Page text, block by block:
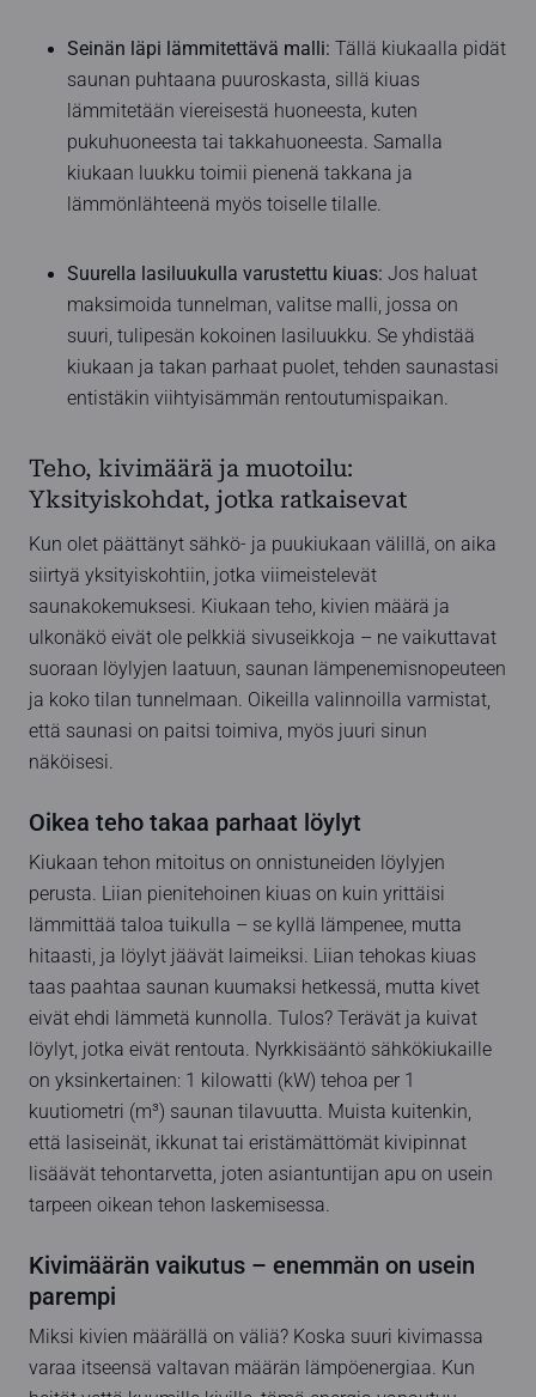
Seinän läpi lämmitettävä malli: Tällä kiukaalla pidät
saunan puhtaana puuroskasta, sillä kiuas
lämmitetään viereisestä huoneesta, kuten
pukuhuoneesta tai takkahuoneesta. Samalla
kiukaan luukku toimii pienenä takkana ja
lämmönlähteenä myös toiselle tilalle.
Suurella lasiluukulla varustettu kiuas: Jos haluat
maksimoida tunnelman, valitse malli, jossa on
suuri, tulipesän kokoinen lasiluukku. Se yhdistää
kiukaan ja takan parhaat puolet, tehden saunastasi
entistäkin viihtyisämmän rentoutumispaikan.
Teho, kivimäärä ja muotoilu:
Yksityiskohdat, jotka ratkaisevat
Kun olet päättänyt sähkö- ja puukiukaan välillä, on aika
siirtyä yksityiskohtiin, jotka viimeistelevät
saunakokemuksesi. Kiukaan teho, kivien määrä ja
ulkonäkö eivät ole pelkkiä sivuseikkoja – ne vaikuttavat
suoraan löylyjen laatuun, saunan lämpenemisnopeuteen
ja koko tilan tunnelmaan. Oikeilla valinnoilla varmistat,
että saunasi on paitsi toimiva, myös juuri sinun
näköisesi.
Oikea teho takaa parhaat löylyt
Kiukaan tehon mitoitus on onnistuneiden löylyjen
perusta. Liian pienitehoinen kiuas on kuin yrittäisi
lämmittää taloa tuikulla – se kyllä lämpenee, mutta
hitaasti, ja löylyt jäävät laimeiksi. Liian tehokas kiuas
taas paahtaa saunan kuumaksi hetkessä, mutta kivet
eivät ehdi lämmetä kunnolla. Tulos? Terävät ja kuivat
löylyt, jotka eivät rentouta. Nyrkkisääntö sähkökiukaille
on yksinkertainen: 1 kilowatti (kW) tehoa per 1
kuutiometri (m³) saunan tilavuutta. Muista kuitenkin,
että lasiseinät, ikkunat tai eristämättömät kivipinnat
lisäävät tehontarvetta, joten asiantuntijan apu on usein
tarpeen oikean tehon laskemisessa.
Kivimäärän vaikutus – enemmän on usein
parempi
Miksi kivien määrällä on väliä? Koska suuri kivimassa
varaa itseensä valtavan määrän lämpöenergiaa. Kun